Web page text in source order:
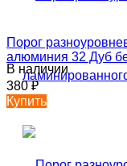
Порог
алюминия 32 Дуб
В наличии
380₽
Купить